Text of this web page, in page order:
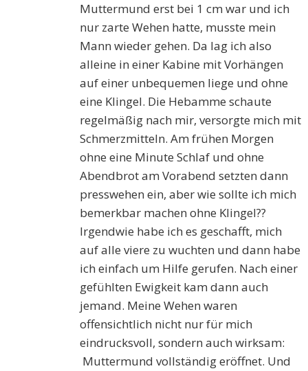
Muttermund erst bei 1 cm war und ich
nur zarte Wehen hatte, musste mein
Mann wieder gehen. Da lag ich also
alleine in einer Kabine mit Vorhängen
auf einer unbequemen liege und ohne
eine Klingel. Die Hebamme schaute
regelmäßig nach mir, versorgte mich mit
Schmerzmitteln. Am frühen Morgen
ohne eine Minute Schlaf und ohne
Abendbrot am Vorabend setzten dann
presswehen ein, aber wie sollte ich mich
bemerkbar machen ohne Klingel??
Irgendwie habe ich es geschafft, mich
auf alle viere zu wuchten und dann habe
ich einfach um Hilfe gerufen. Nach einer
gefühlten Ewigkeit kam dann auch
jemand. Meine Wehen waren
offensichtlich nicht nur für mich
eindrucksvoll, sondern auch wirksam:
Muttermund vollständig eröffnet. Und